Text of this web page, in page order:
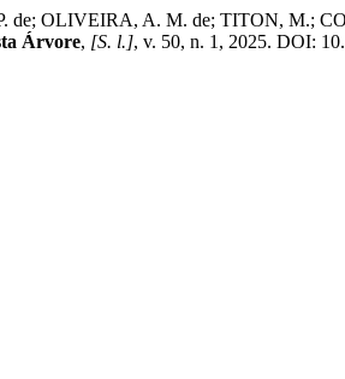
OLIVEIRA, A. M. de; TITON, M.;
Árvore, [S. l.], v. 50, n. 1, 2025. DOI: